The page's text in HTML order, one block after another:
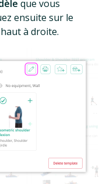
que vous
ensuite sur le
à droite.